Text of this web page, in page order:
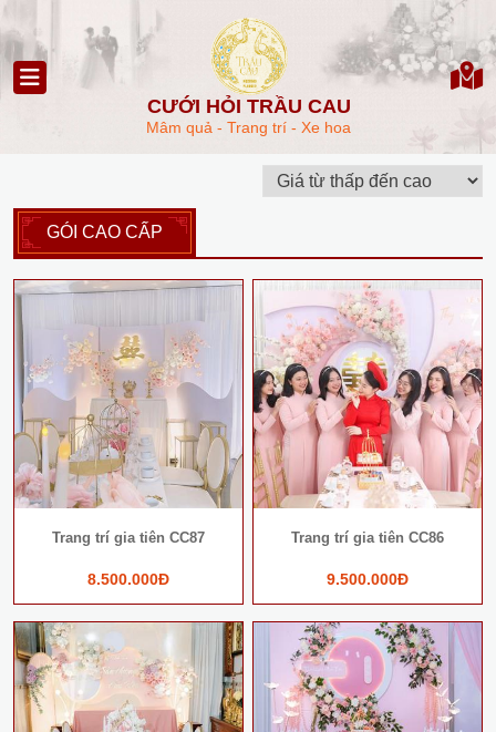
CƯỚI HỎI TRẦU CAU
Mâm quả - Trang trí - Xe hoa
GÓI CAO CẤP
Trang trí gia tiên CC87
8.500.000Đ
Trang trí gia tiên CC86
9.500.000Đ